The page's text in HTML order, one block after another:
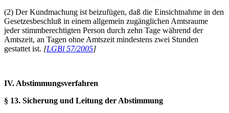
(2) Der Kundmachung ist beizufügen, daß die Einsichtnahme in den
Gesetzesbeschluß in einem allgemein zugänglichen Amtsraume
jeder stimmberechtigten Person durch zehn Tage während der
Amtszeit, an Tagen ohne Amtszeit mindestens zwei Stunden
gestattet ist. [LGBl 57/2005]
IV. Abstimmungsverfahren
§ 13. Sicherung und Leitung der Abstimmung